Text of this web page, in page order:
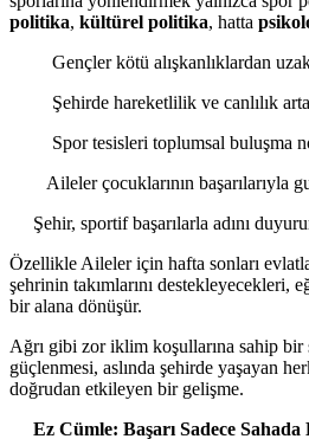
politika, kültürel politika, hatta
Gençler kötü alışkanlıklardan
Şehirde hareketlilik ve canlılık
Spor tesisleri toplumsal buluşma
Aileler çocuklarının başarılarıyla
Şehir, sportif başarılarla adını
Özellikle Aileler için hafta sonları
şehrinin takımlarını destekleyecekleri,
bir alana dönüşür.
Ağrı gibi zor iklim koşullarına sahip bir
güçlenmesi, aslında şehirde yaşayan
doğrudan etkileyen bir gelişme.
Ez Cümle: Başarı Sadece Sahada